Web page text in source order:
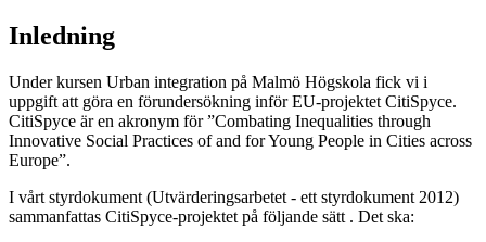
Inledning
Under kursen Urban integration på Malmö Högskola fick vi i
uppgift att göra en förundersökning inför EU-projektet CitiSpyce.
CitiSpyce är en akronym för ”Combating Inequalities through
Innovative Social Practices of and for Young People in Cities across
Europe”.
I vårt styrdokument (Utvärderingsarbetet - ett styrdokument 2012)
sammanfattas CitiSpyce-projektet på följande sätt . Det ska: